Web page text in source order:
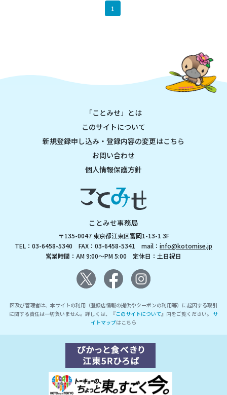
1
「ことみせ」とは
このサイトについて
新規登録申し込み・登録内容の変更はこちら
お問い合わせ
個人情報保護方針
ことみせ事務局
〒135-0047 東京都江東区富岡1-13-1 3F
TEL：03-6458-5340 FAX：03-6458-5341 mail： info@kotomise.jp
営業時間：AM 9:00～PM 5:00 定休日：土日祝日
区及び管理者は、本サイトの利用（登録店情報の提供やクーポンの利用等）に起因する取引
に関する責任は一切負いません。詳しくは、『このサイトについて』内をご覧ください。 サ
イトマップはこちら